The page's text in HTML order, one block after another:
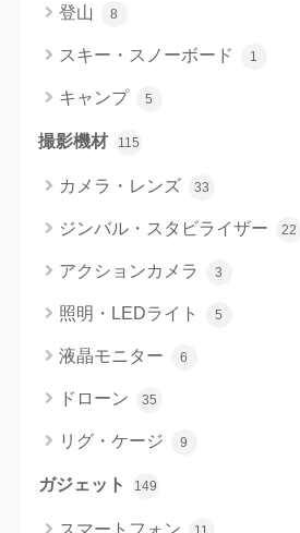
登山 8
スキー・スノーボード 1
キャンプ 5
撮影機材 115
カメラ・レンズ 33
ジンバル・スタビライザー 22
アクションカメラ 3
照明・LEDライト 5
液晶モニター 6
ドローン 35
リグ・ケージ 9
ガジェット 149